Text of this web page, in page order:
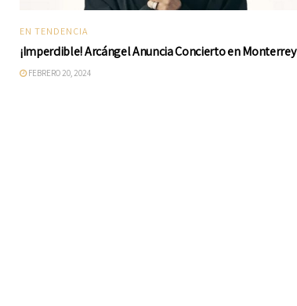
EN TENDENCIA
¡Imperdible! Arcángel Anuncia Concierto en Monterrey
FEBRERO 20, 2024